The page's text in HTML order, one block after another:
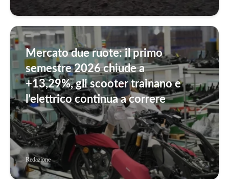
Mercato due ruote: il primo
semestre 2026 chiude a
+13,29%, gli scooter trainano e
l’elettrico continua a correre
Redazione